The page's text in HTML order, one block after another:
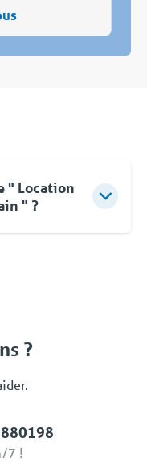
" Location
" ?
compter sur
flexible et une
vers les
service, vous
tout moment.
24/7/365,
fiable. Cet
de solutions
?
7 !